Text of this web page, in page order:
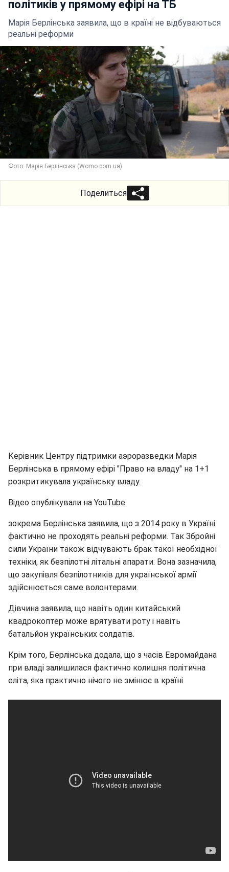
політиків у прямому ефірі на ТБ
Марія Берлінська заявила, що в країні не відбуваються
реальні реформи
Фото: Марія Берлiнська (Womo.com.ua)
Поделиться
Керівник Центру підтримки аэроразведки Марія
Берлінська в прямому ефірі "Право на владу" на 1+1
розкритикувала українську владу.
Відео опублікували на YouTube.
зокрема Берлінська заявила, що з 2014 року в Україні
фактично не проходять реальні реформи. Так Збройні
сили України також відчувають брак такої необхідної
техніки, як безпілотні літальні апарати. Вона зазначила,
що закупівля безпілотників для української армії
здійснюється саме волонтерами.
Дівчина заявила, що навіть один китайський
квадрокоптер може врятувати роту і навіть
батальйон українських солдатів.
Крім того, Берлінська додала, що з часів Евромайдана
при владі залишилася фактично колишня політична
еліта, яка практично нічого не змінює в країні.